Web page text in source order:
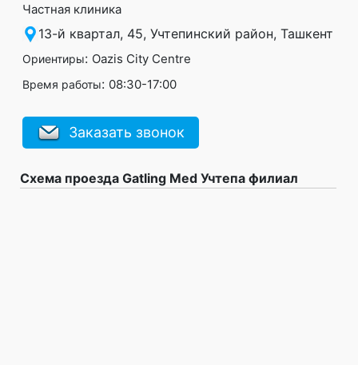
Частная клиника
13-й квартал, 45, Учтепинский район, Ташкент
Ориентиры: Oazis Сity Сentre
Время работы: 08:30-17:00
Заказать звонок
Схема проезда Gatling Med Учтепа филиал